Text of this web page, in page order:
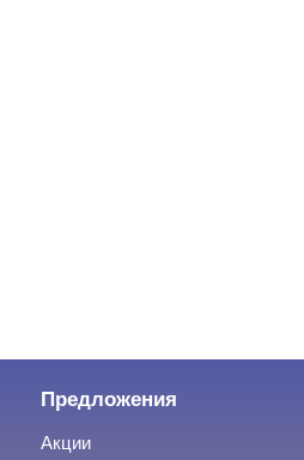
Предложения
Акции